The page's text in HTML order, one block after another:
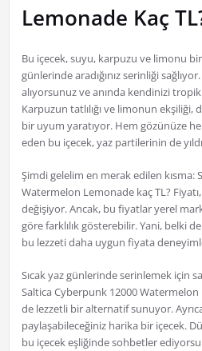
Lemonade Kaç
Bu içecek, suyu, karpuzu ve limonu
günlerinde aradığınız serinliği
alıyorsunuz ve anında kendinizi
Karpuzun tatlılığı ve limonun ekşiliği,
bir uyum yaratıyor. Hem gözünüze
eden bu içecek, yaz partilerinin de
Şimdi gelelim en merak edilen kısma:
Watermelon Lemonade kaç TL?
değişiyor. Ancak, bu fiyatlar yerel
göre farklılık gösterebilir. Yani, belki
bu lezzeti daha uygun fiyata
Sıcak yaz günlerinde serinlemek için
Saltica Cyberpunk 12000 Watermelon
de lezzetli bir alternatif sunuyor.
paylaşabileceğiniz harika bir içecek.
bu içecek eşliğinde sohbetler